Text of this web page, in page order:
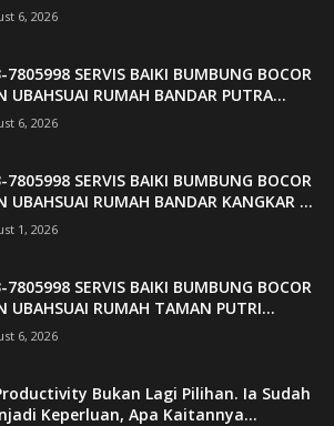
6, 2026
7805998 SERVIS BAIKI BUMBUNG BOCOR
UBAHSUAI RUMAH BANDAR PUTRA...
6, 2026
7805998 SERVIS BAIKI BUMBUNG BOCOR
UBAHSUAI RUMAH BANDAR KANGKAR ...
1, 2026
7805998 SERVIS BAIKI BUMBUNG BOCOR
UBAHSUAI RUMAH TAMAN PUTRI...
6, 2026
Bukan Lagi Pilihan. Ia Sudah
Keperluan, Apa Kaitannya...